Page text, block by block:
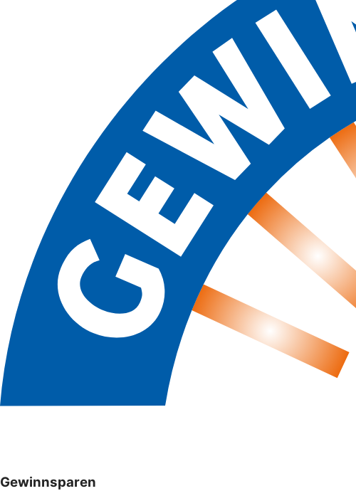
Gewinnsparen